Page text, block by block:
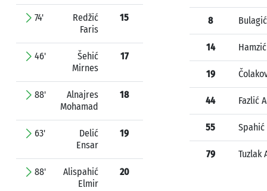
74'
Redžić
Faris
15
46'
Šehić
Mirnes
17
88'
Alnajres
Mohamad
18
63'
Delić
Ensar
19
88'
Alispahić
Elmir
20
8
14
19
44 Fazlić
55
79 Tuzlak